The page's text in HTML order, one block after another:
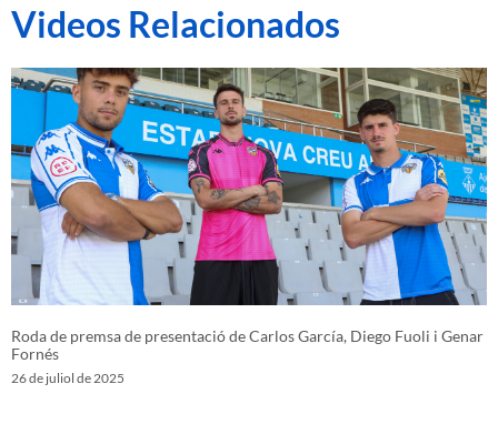
Videos Relacionados
Roda de premsa de presentació de Carlos García, Diego Fuoli i Genar
Fornés
26 de juliol de 2025